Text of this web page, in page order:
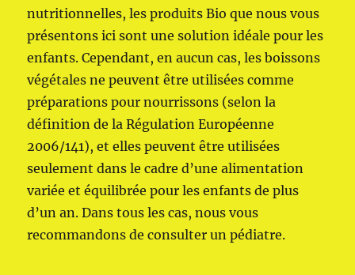
nutritionnelles, les produits Bio que nous vous
présentons ici sont une solution idéale pour les
enfants. Cependant, en aucun cas, les boissons
végétales ne peuvent être utilisées comme
préparations pour nourrissons (selon la
définition de la Régulation Européenne
2006/141), et elles peuvent être utilisées
seulement dans le cadre d’une alimentation
variée et équilibrée pour les enfants de plus
d’un an. Dans tous les cas, nous vous
recommandons de consulter un pédiatre.